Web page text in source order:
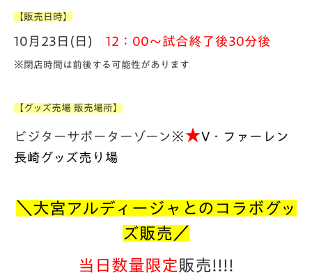
【販売日時】
10月23日(日) 12 ：00～試合終了後30分後
※閉店時間は前後する可能性があります
【グッズ売場 販売場所】
ビジターサポーターゾーン※★V・ファーレン
長崎グッズ売り場
＼大宮アルディージャとのコラボグッ
ズ販売 ／
当日 数量限定販売!!!!